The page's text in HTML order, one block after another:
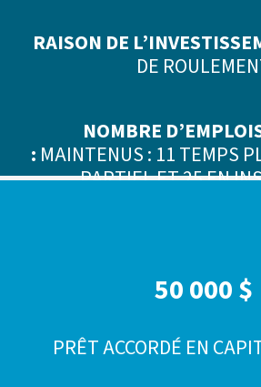
RAISON DE
DE
NOMBRE
: MAINTENUS : 11 TEMPS
PARTIEL ET 25 EN
50 000 $
PRÊT ACCORDÉ EN